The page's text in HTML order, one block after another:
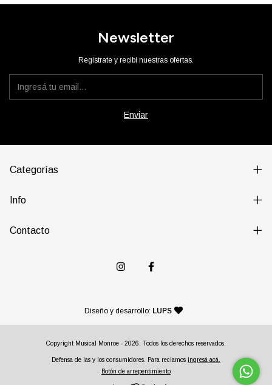
Newsletter
Registrate y recibí nuestras ofertas.
Categorías
Info
Contacto
Diseño y desarrollo: LUPS — agencia de diseño y
Copyright Musical Monroe - 2026. Todos los derechos reservados.
Defensa de las y los consumidores. Para reclamos ingresá acá.
Botón de arrepentimiento